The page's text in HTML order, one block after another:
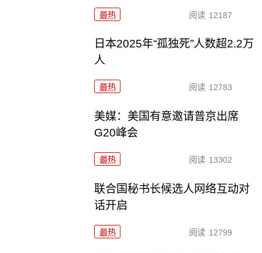
最热 阅读 12187
日本2025年“孤独死”人数超2.2万
人
最热 阅读 12783
美媒：美国有意邀请普京出席
G20峰会
最热 阅读 13302
联合国秘书长候选人网络互动对
话开启
最热 阅读 12799